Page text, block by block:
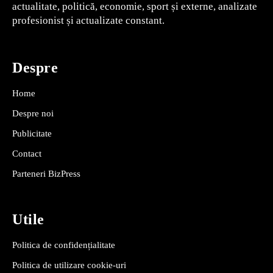
actualitate, politică, economie, sport și externe, analizate
profesionist și actualizate constant.
Despre
Home
Despre noi
Publicitate
Contact
Parteneri BizPress
Utile
Politica de confidențialitate
Politica de utilizare cookie-uri